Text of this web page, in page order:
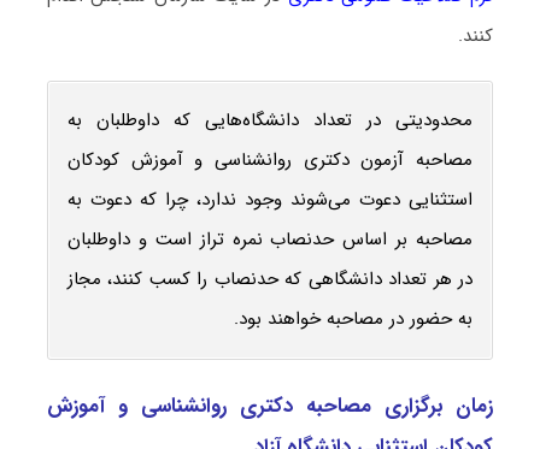
کنند.
محدودیتی در تعداد دانشگاه‌هایی که داوطلبان به
مصاحبه آزمون دکتری روانشناسی و آموزش کودکان
استثنایی دعوت می‌شوند وجود ندارد، چرا که دعوت به
مصاحبه بر اساس حدنصاب نمره تراز است و داوطلبان
در هر تعداد دانشگاهی که حدنصاب را کسب کنند، مجاز
به حضور در مصاحبه خواهند بود.
زمان برگزاری مصاحبه دکتری روانشناسی و آموزش